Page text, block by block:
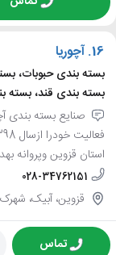
16. آچوریا
بسته بندی حبوبات،
بسته بندی قند، بسته
صنایع بسته بندی
استان قزوین وپروانه
028-34762151
قزوین، آبیک،
تماس